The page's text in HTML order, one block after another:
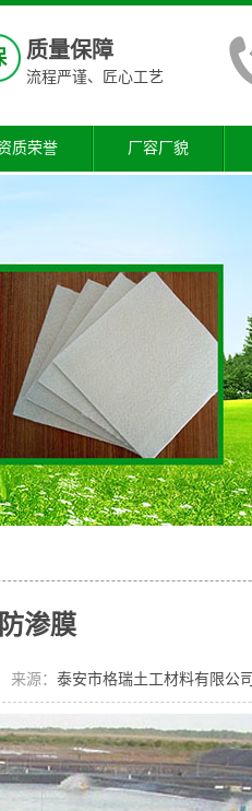
质量保障
流程严谨、匠心工艺
质荣誉 厂容厂貌
渗膜
来源： 泰安市格瑞土工材料有限公司